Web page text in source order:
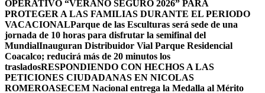
OPERATIVO “VERANO SEGURO 2026” PARA
PROTEGER A LAS FAMILIAS DURANTE EL PERIODO
VACACIONALParque de las Esculturas será sede de una
jornada de 10 horas para disfrutar la semifinal del
MundialInauguran Distribuidor Vial Parque Residencial
Coacalco; reducirá más de 20 minutos los
trasladosRESPONDIENDO CON HECHOS A LAS
PETICIONES CIUDADANAS EN NICOLAS
ROMEROASECEM Nacional entrega la Medalla al Mérito